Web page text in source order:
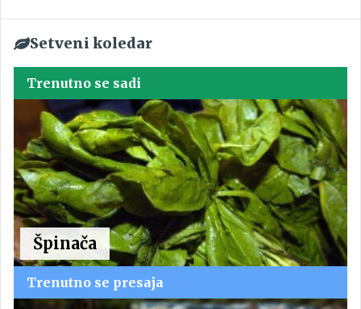
Setveni koledar
Trenutno se sadi
Špinača
Trenutno se presaja